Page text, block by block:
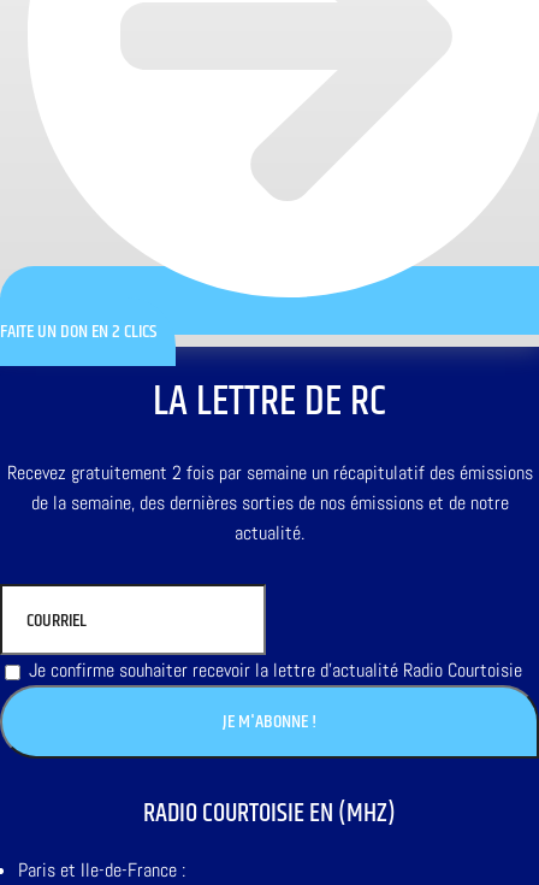
FAITE UN DON EN 2 CLICS
LA LETTRE DE RC
Recevez gratuitement 2 fois par semaine un récapitulatif des émissions
de la semaine, des dernières sorties de nos émissions et de notre
actualité.
Je confirme souhaiter recevoir la lettre d'actualité Radio Courtoisie
RADIO COURTOISIE EN (MHZ)
Paris et Ile-de-France :